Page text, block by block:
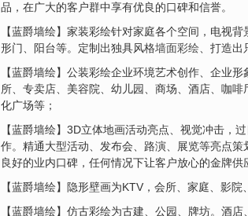
品，在广大的客户群中享有优良的口碑和信誉。
【蓝爵墙绘】家装彩绘针对家庭各个空间，电视背
形门、阳台等。定制出独具风格墙面彩绘 、打造
【蓝爵墙绘】公装彩绘企业环境艺术创作、企业
所、专卖店、美容院、幼儿园、商场、酒店、咖
化广场等；
【蓝爵墙绘】3D立体地画活动亮点、视觉冲击，
作。精通大型活动、发布会、路演、展览等亮点
良好的业内口碑，任何情况下让客户放心的金牌供
【蓝爵墙绘】隐形壁画为KTV，会所、家庭、影
【蓝爵墙绘】仿古彩绘为古建、公园、牌坊。酒